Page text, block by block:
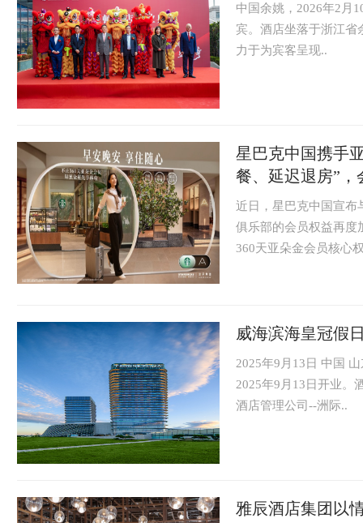
中国余姚，2026年2月
宾。酒店坐落于浙江省
力于为宾客呈现..
星巴克中国携手
餐、延迟退房”
近日，星巴克中国宣布
俱乐部的会员权益再度
360天亚朵金会员核心
威海滨海皇冠假
2025年9月13日 中国
2025年9月13日开业。
酒店管理公司--洲际..
雅辰酒店集团以